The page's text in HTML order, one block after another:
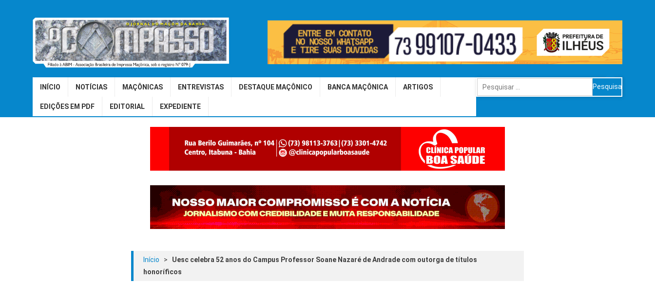
INÍCIO NOTÍCIAS MAÇÔNICAS ENTREVISTAS DESTAQUE MAÇÔNICO BANCA MAÇÔNICA ARTIGOS
EDIÇÕES EM PDF EDITORIAL EXPEDIENTE
Pesquisar
por:
Início >
Uesc celebra 52 anos do Campus Professor Soane Nazaré de Andrade com outorga de títulos
honoríficos